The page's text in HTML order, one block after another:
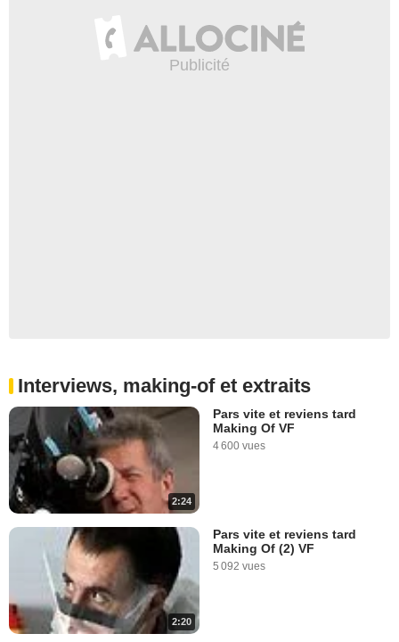
Interviews, making-of et extraits
2:24
Pars vite et reviens tard
Making Of VF
4 600 vues
2:20
Pars vite et reviens tard
Making Of (2) VF
5 092 vues